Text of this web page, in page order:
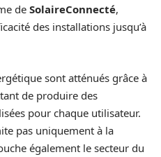
de SolaireConnecté,
des installations jusqu’à
sont atténués grâce à
de produire des
pour chaque utilisateur.
pas uniquement à la
également le secteur du